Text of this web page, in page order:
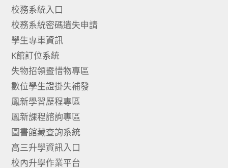
校務系統入口
校務系統密碼遺失申請
學生專車資訊
K館訂位系統
失物招領暨惜物專區
數位學生證掛失補發
鳳新學習歷程專區
鳳新課程諮詢專區
圖書館藏查詢系統
高三升學資訊入口
校內升學作業平台